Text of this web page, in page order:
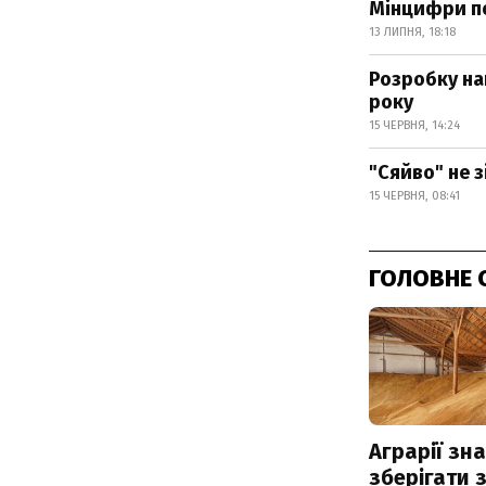
Мінцифри
13 ЛИПНЯ, 18:18
Розробку
року
15 ЧЕРВНЯ, 14:24
"Сяйво" не
15 ЧЕРВНЯ, 08:41
ГОЛОВНЕ
Аграрії
зберігати